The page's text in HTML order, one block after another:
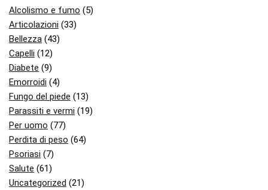
Alcolismo e fumo (5)
Articolazioni (33)
Bellezza (43)
Capelli (12)
Diabete (9)
Emorroidi (4)
Fungo del piede (13)
Parassiti e vermi (19)
Per uomo (77)
Perdita di peso (64)
Psoriasi (7)
Salute (61)
Uncategorized (21)